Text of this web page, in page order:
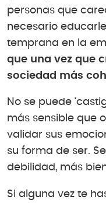
personas que
necesario
temprana en la
que una vez que
sociedad más
No se puede
más sensible que
validar sus
su forma de ser.
debilidad, más
Si alguna vez te